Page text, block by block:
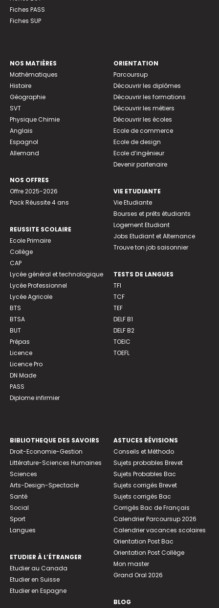
Fiches PASS
Fiches SUP
NOS MATIÈRES
Mathématiques
Histoire
Géographie
SVT
Physique Chimie
Anglais
Espagnol
Allemand
NOS OFFRES
Offre 2025-2026
Pack Réussite 4 ans
REUSSITE SCOLAIRE
Ecole Primaire
Collège
CAP
Lycée général et technologique
Lycée Professionnel
Lycée Agricole
BTS
BTSA
BUT
Prépas
Licence
Licence Pro
DN Made
PASS
Diplome infirmier
ORIENTATION
Parcoursup
Découvrir les diplômes
Découvrir les formations
Découvrir les métiers
Découvrir les écoles
Ecole de commerce
Ecole de design
Ecole d’ingénieur
Devenir partenaire
VIE ETUDIANTE
Vie Etudiante
Bourses et prêts étudiants
Logement Etudiant
Jobs Etudiant et Alternance
Trouve ton job saisonnier
TESTS DE LANGUES
TFI
TCF
TEF
DELF B1
DELF B2
TOEIC
TOEFL
BIBLIOTHEQUE DES SAVOIRS
Droit-Economie-Gestion
Littérature-Sciences Humaines
Sciences
Arts-Design-Spectacle
Santé
Social
Sport
Langues
ETUDIER À L’ÉTRANGER
Etudier au Canada
Etudier en Suisse
Etudier en Espagne
ASTUCES RÉVISIONS
Conseils et Méthodo
Sujets probables Brevet
Sujets Probables Bac
Sujets corrigés Brevet
Sujets corrigés Bac
Corrigés Bac de Français
Calendrier Parcoursup 2026
Calendrier vacances scolaires
Orientation Post Bac
Orientation Post Collège
Mon master
Grand Oral 2026
BLOG